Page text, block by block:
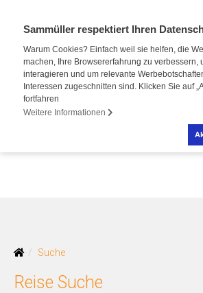
Sammüller respektiert Ihren
Warum Cookies? Einfach weil sie helfen, die
machen, Ihre Browsererfahrung zu verbessern,
interagieren und um relevante
Interessen zugeschnitten sind. Klicken Sie auf
fortfahren
Weitere Informationen
Suche
Reise Suche